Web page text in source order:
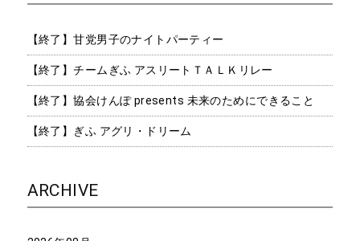
【終了】甘党男子のナイトパーティー
【終了】チームぎふ アスリートＴＡＬＫリレー
【終了】協会けんぽ presents 未来のためにできること
【終了】ぎふ アグリ・ドリーム
ARCHIVE